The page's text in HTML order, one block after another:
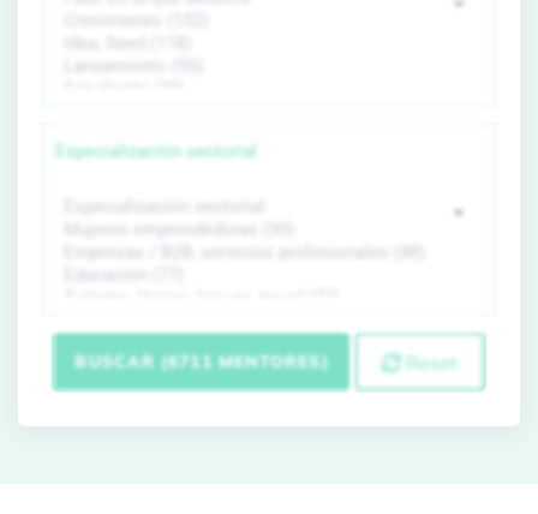
Especialización sectorial
BUSCAR (6711 MENTORES) Reset